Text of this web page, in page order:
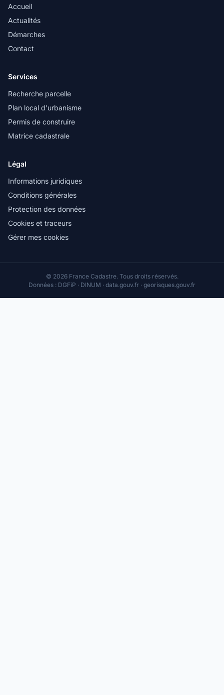
Accueil
Actualités
Démarches
Contact
Services
Recherche parcelle
Plan local d'urbanisme
Permis de construire
Matrice cadastrale
Légal
Informations juridiques
Conditions générales
Protection des données
Cookies et traceurs
Gérer mes cookies
© 2026 France Cadastre. Tous droits réservés.
Données : DGFiP · DINUM · data.gouv.fr · georisques.gouv.fr